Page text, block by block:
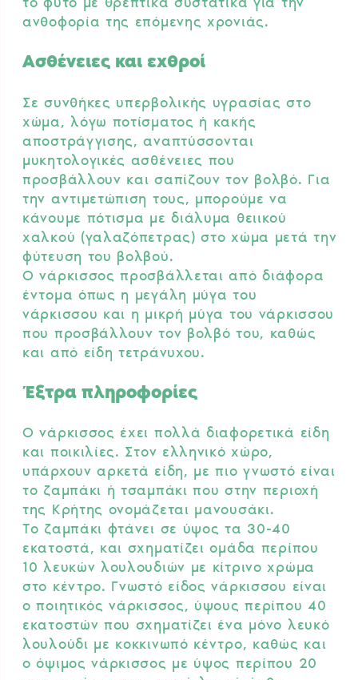
ανθοφορία της επόμενης χρονιάς.
Ασθένειες και εχθροί
Σε συνθήκες υπερβολικής υγρασίας στο
χώμα, λόγω ποτίσματος ή κακής
αποστράγγισης, αναπτύσσονται
μυκητολογικές ασθένειες που
προσβάλλουν και σαπίζουν τον βολβό. Για
την αντιμετώπιση τους, μπορούμε να
κάνουμε πότισμα με διάλυμα θειικού
χαλκού (γαλαζόπετρας) στο χώμα μετά την
φύτευση του βολβού.
Ο νάρκισσος προσβάλλεται από διάφορα
έντομα όπως η μεγάλη μύγα του
νάρκισσου και η μικρή μύγα του νάρκισσου
που προσβάλλουν τον βολβό του, καθώς
και από είδη τετράνυχου.
Έξτρα πληροφορίες
Ο νάρκισσος έχει πολλά διαφορετικά είδη
και ποικιλίες. Στον ελληνικό χώρο,
υπάρχουν αρκετά είδη, με πιο γνωστό είναι
το ζαμπάκι ή τσαμπάκι που στην περιοχή
της Κρήτης ονομάζεται μανουσάκι.
Το ζαμπάκι φτάνει σε ύψος τα 30-40
εκατοστά, και σχηματίζει ομάδα περίπου
10 λευκών λουλουδιών με κίτρινο χρώμα
στο κέντρο. Γνωστό είδος νάρκισσου είναι
ο ποιητικός νάρκισσος, ύψους περίπου 40
εκατοστών που σχηματίζει ένα μόνο λευκό
λουλούδι με κοκκινωπό κέντρο, καθώς και
ο όψιμος νάρκισσος με ύψος περίπου 20